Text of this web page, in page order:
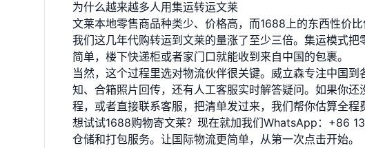
为什么越来越多人用集运转运文莱
文莱本地零售商品种类少、价格高，而1688上的东西性价
我们这几年代购转运到文莱的量涨了至少三倍。集运模式
简单，楼下快递柜或者家门口就能收到来自中国的包裹。
当然，这个过程里选对物流伙伴很关键。威立森专注中国
知、合箱照片回传，还有人工客服实时解答疑问。如果你还
程，或者直接联系客服，把清单发过来，我们帮你估算全程
想试试1688购物寄文莱？现在就加我们WhatsApp：+86
仓储和打包服务。让国际物流更简单，从第一次点击开始。